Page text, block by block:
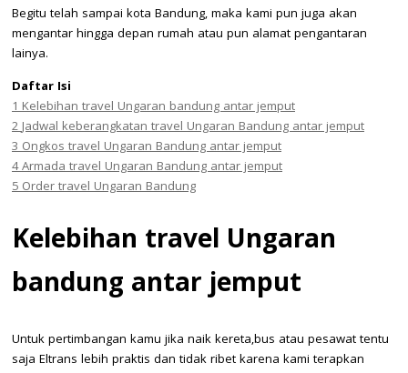
Begitu telah sampai kota Bandung, maka kami pun juga akan
mengantar hingga depan rumah atau pun alamat pengantaran
lainya.
Daftar Isi
1Kelebihan travel Ungaran bandung antar jemput
2Jadwal keberangkatan travel Ungaran Bandung antar jemput
3Ongkos travel Ungaran Bandung antar jemput
4Armada travel Ungaran Bandung antar jemput
5Order travel Ungaran Bandung
Kelebihan travel Ungaran
bandung antar jemput
Untuk pertimbangan kamu jika naik kereta,bus atau pesawat tentu
saja Eltrans lebih praktis dan tidak ribet karena kami terapkan